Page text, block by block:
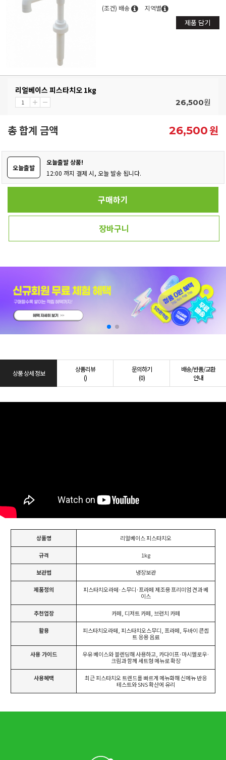
(조건) 배송 지역별
제품 담기
리얼베이스 피스타치오 1kg
26,500원
총 합계 금액 26,500원
오늘출발
오늘출발 상품!
12:00 까지 결제 시, 오늘 발송 됩니다.
구매하기
장바구니
상품 상세 정보
상품리뷰
()
문의하기
(0)
배송/반품/교환
안내
상품명 리얼베이스 피스타치오
규격 1kg
보관법 냉장보관
제품정의
피스타치오라떼·스무디·프라페 제조용 프리미엄 견과 베
이스
추천업장 카페, 디저트 카페, 브런치 카페
활용
피스타치오라떼, 피스타치오스무디, 프라페, 두바이 콘셉
트 응용 음료
사용 가이드
우유 베이스와 블렌딩해 사용하고, 카다이프·마시멜로우·
크림과 함께 세트형 메뉴로 확장
사용혜택
최근 피스타치오 트렌드를 빠르게 메뉴화해 신메뉴 반응
테스트와 SNS 확산에 유리